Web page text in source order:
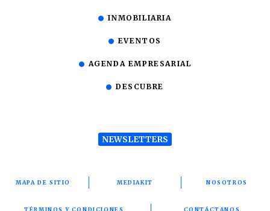
INMOBILIARIA
EVENTOS
AGENDA EMPRESARIAL
DESCUBRE
NEWSLETTERS
MAPA DE SITIO MEDIAKIT NOSOTROS
TÉRMINOS Y CONDICIONES CONTÁCTANOS